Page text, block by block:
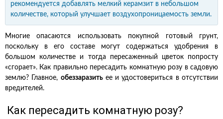
рекомендуется добавлять мелкий керамзит в небольшом
количестве, который улучшает воздухопроницаемость земли.
Многие опасаются использовать покупной готовый грунт,
поскольку в его составе могут содержаться удобрения в
большом количестве и тогда пересаженный цветок попросту
«сгорает». Как правильно пересадить комнатную розу в садовую
землю? Главное, обеззаразитьее и удостовериться в отсутствии
вредителей.
Как пересадить комнатную розу?